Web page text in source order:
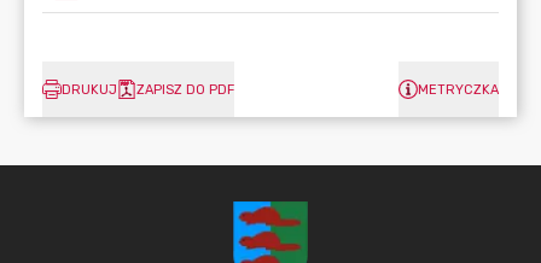
DRUKUJ ZAPISZ DO PDF METRYCZKA